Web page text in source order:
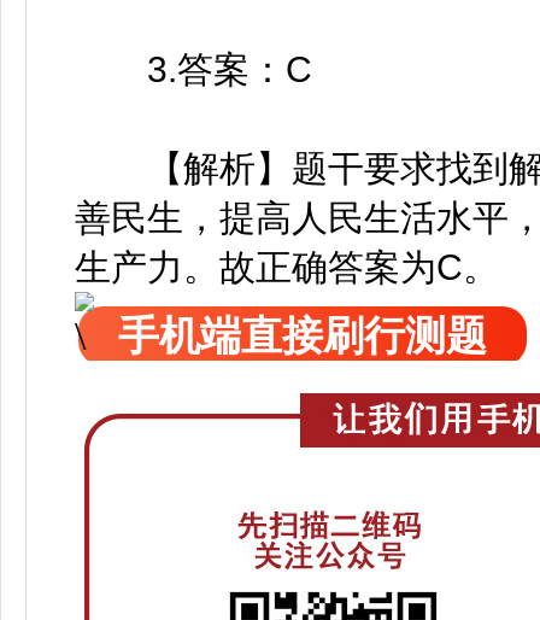
3.答案：C
【解析】题干要求找到解
善民生，提高人民生活水平
生产力。故正确答案为C。
手机端直接刷行测题